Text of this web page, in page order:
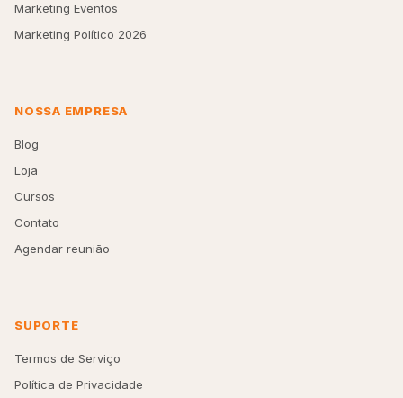
Marketing Eventos
Marketing Político 2026
NOSSA EMPRESA
Blog
Loja
Cursos
Contato
Agendar reunião
SUPORTE
Termos de Serviço
Política de Privacidade